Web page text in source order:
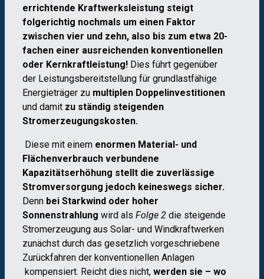
errichtende Kraftwerksleistung steigt
folgerichtig nochmals um einen Faktor
zwischen vier und zehn, also bis zum etwa 20-
fachen einer ausreichenden konventionellen
oder Kernkraftleistung! Dies führt gegenüber
der Leistungsbereitstellung für grundlastfähige
Energieträger zu multiplen Doppelinvestitionen
und damit zu ständig steigenden
Stromerzeugungskosten.
Diese mit einem enormen Material- und
Flächenverbrauch verbundene
Kapazitätserhöhung stellt die zuverlässige
Stromversorgung jedoch keineswegs sicher.
Denn bei Starkwind oder hoher
Sonnenstrahlung wird als Folge 2 die steigende
Stromerzeugung aus Solar- und Windkraftwerken
zunächst durch das gesetzlich vorgeschriebene
Zurückfahren der konventionellen Anlagen
kompensiert. Reicht dies nicht, werden sie – wo